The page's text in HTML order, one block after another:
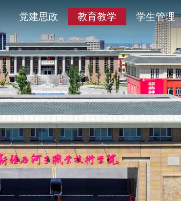
平安校园
党建思政 教育教学
产教融合 学生管理